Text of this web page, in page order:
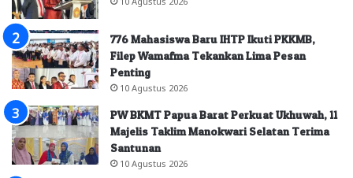
776 Mahasiswa Baru IHTP Ikuti PKKMB,
Filep Wamafma Tekankan Lima Pesan
Penting
10 Agustus 2026
PW BKMT Papua Barat Perkuat Ukhuwah, 11
Majelis Taklim Manokwari Selatan Terima
Santunan
10 Agustus 2026